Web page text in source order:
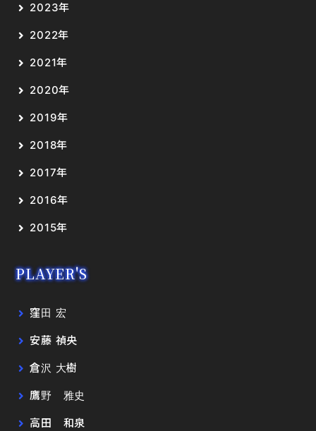
2023年
2022年
2021年
2020年
2019年
2018年
2017年
2016年
2015年
PLAYER'S
窪田 宏
安藤 禎央
倉沢 大樹
鷹野 雅史
高田 和泉